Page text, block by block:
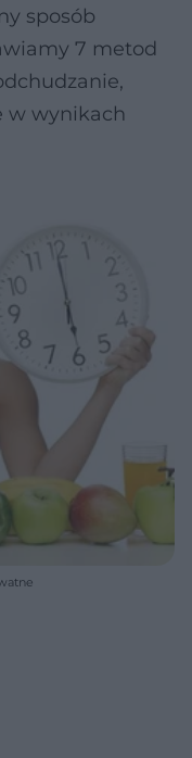
sposób
7 metod
w wynikach